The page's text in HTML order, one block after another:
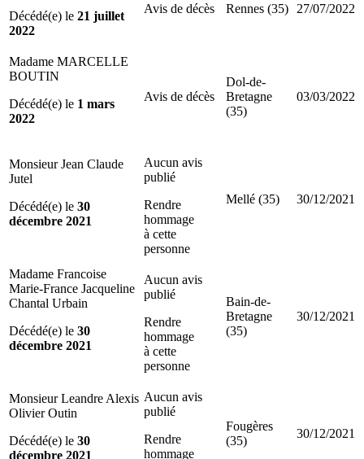
Décédé(e) le 21 juillet
2022
Avis de décès Rennes (35) 27/07/2022
Madame MARCELLE
BOUTIN
Décédé(e) le 1 mars
2022
Avis de décès
Dol-de-
Bretagne
(35)
03/03/2022
Monsieur Jean Claude
Jutel
Décédé(e) le 30
décembre 2021
Aucun avis
publié
Rendre
hommage
à cette
personne
Mellé (35) 30/12/2021
Madame Francoise
Marie-France Jacqueline
Chantal Urbain
Décédé(e) le 30
décembre 2021
Aucun avis
publié
Rendre
hommage
à cette
personne
Bain-de-
Bretagne
(35)
30/12/2021
Monsieur Leandre Alexis
Olivier Outin
Décédé(e) le 30
décembre 2021
Aucun avis
publié
Rendre
hommage
Fougères
(35)
30/12/2021